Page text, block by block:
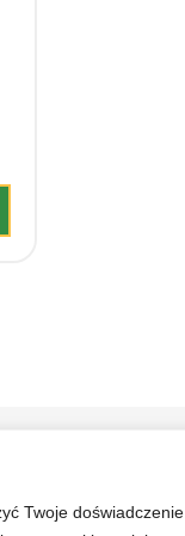
Twoje doświadczenie